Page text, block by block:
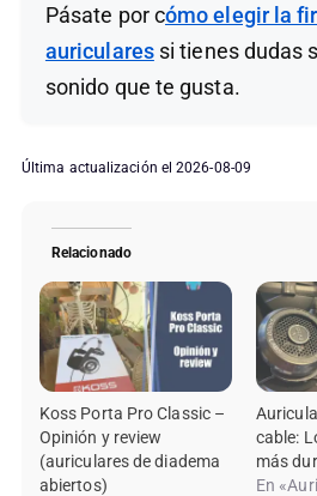
Pásate por cómo elegir la
auricularessi tienes dudas
sonido que te gusta.
Última actualización el 2026-08-09
Relacionado
Koss Porta Pro Classic –
Opinión y review
(auriculares de diadema
abiertos)
cable:
más
En